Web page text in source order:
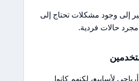
إلى وجود مشكلات تحتاج إلى
حالات فردية.
لأسابيع، لكنهم كانوا